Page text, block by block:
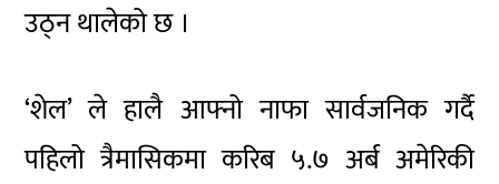
उठ्न थालेको छ ।
‘शेल’ ले हालै आफ्नो नाफा सार्वजनिक गर्दै
पहिलो त्रैमासिकमा करिब ५.७ अर्ब अमेरिकी